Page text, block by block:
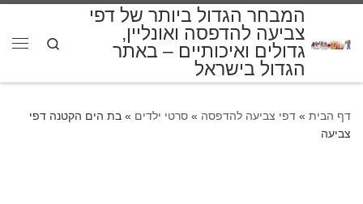
המבחר הגדול ביותר של דפי
צביעה להדפסה ואונליין,
גדולים ואיכותיים – באתר
הגדול בישראל
Search
דף הבית » דפי צביעה להדפסה » סרטי ילדים » בת הים הקטנה דפי
צביעה